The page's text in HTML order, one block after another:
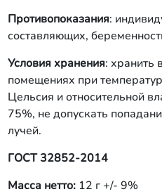
Противопоказания:
составляющих,
Условия хранения: хранить
помещениях при
Цельсия и относительной
75%, не допускать
лучей.
ГОСТ 32852-2014
Масса нетто:12 г +/- 9%